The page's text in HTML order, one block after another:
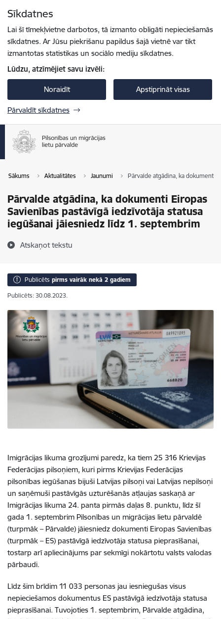
Sīkdatnes
Lai šī tīmekļvietne darbotos, tā izmanto obligāti nepieciešamās
sīkdatnes. Ar Jūsu piekrišanu papildus šajā vietnē var tikt
izmantotas statistikas un sociālo mediju sīkdatnes.
Lūdzu, atzīmējiet savu izvēli:
Noraidīt Apstiprināt visas
Pārvaldīt sīkdatnes
Sākums Aktualitātes Jaunumi Pārvalde atgādina, ka dokumenti
Pārvalde atgādina, ka dokumenti Eiropas
Savienības pastāvīgā iedzīvotāja statusa
iegūšanai jāiesniedz līdz 1. septembrim
Atskaņot tekstu
Publicēts pirms vairāk nekā 2 gadiem
Publicēts: 30.08.2023.
Imigrācijas likuma grozījumi paredz, ka tiem 25 316 Krievijas
Federācijas pilsoņiem, kuri pirms Krievijas Federācijas
pilsonības iegūšanas bijuši Latvijas pilsoņi vai Latvijas nepilsoņi
un saņēmuši pastāvīgās uzturēšanās atļaujas saskaņā ar
Imigrācijas likuma 24. panta pirmās daļas 8. punktu, līdz šī
gada 1. septembrim Pilsonības un migrācijas lietu pārvaldē
(turpmāk – Pārvalde) jāiesniedz dokumenti Eiropas Savienības
(turpmāk – ES) pastāvīgā iedzīvotāja statusa pieprasīšanai,
tostarp arī apliecinājums par sekmīgi nokārtotu valsts valodas
pārbaudi.
Līdz šim brīdim 11 033 personas jau iesniegušas visus
nepieciešamos dokumentus ES pastāvīgā iedzīvotāja statusa
pieprasīšanai. Tuvojoties 1. septembrim, Pārvalde atgādina,